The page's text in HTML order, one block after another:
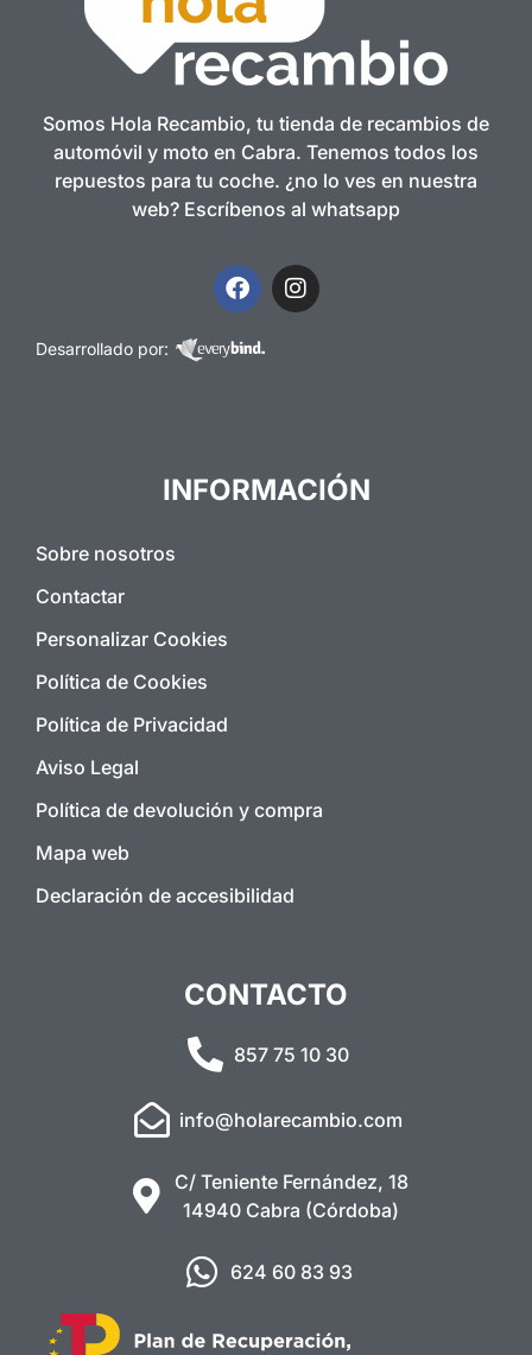
Somos Hola Recambio, tu tienda de recambios de
automóvil y moto en Cabra. Tenemos todos los
repuestos para tu coche. ¿no lo ves en nuestra
web? Escríbenos al whatsapp
Desarrollado por:
INFORMACIÓN
Sobre nosotros
Contactar
Personalizar Cookies
Política de Cookies
Política de Privacidad
Aviso Legal
Política de devolución y compra
Mapa web
Declaración de accesibilidad
CONTACTO
857 75 10 30
info@holarecambio.com
C/ Teniente Fernández, 18
14940 Cabra (Córdoba)
624 60 83 93